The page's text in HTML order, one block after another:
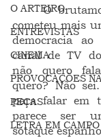
O ARTEIRO
ENTREVISTAS
CINEMA
PROVOCAÇÕES
PEÇAS
LETRA EM CAMPO
	O brutamontes Hugo Chávez
cometeu mais
democracia
canal de TV
não quero
quero? Não
para falar em
parece ser
sotaque